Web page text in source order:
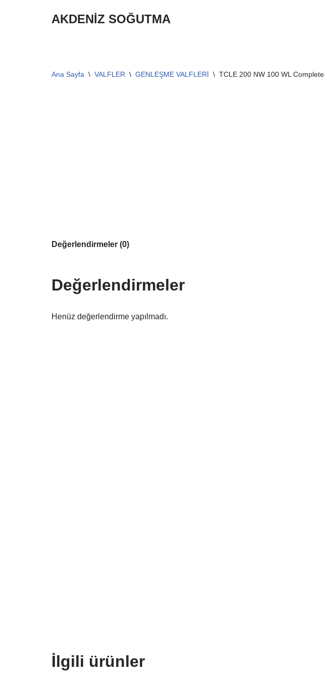
AKDENİZ SOĞUTMA
Ana Sayfa \ VALFLER \ GENLEŞME VALFLERİ \ TCLE 200 NW 100 WL Complete
Değerlendirmeler (0)
Değerlendirmeler
Henüz değerlendirme yapılmadı.
İlgili ürünler